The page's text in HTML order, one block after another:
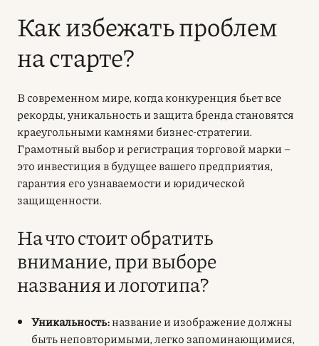
Как избежать проблем
на старте?
В современном мире, когда конкуренция бьет все
рекорды,уникальность и защита брендастановятся
краеугольными камнями бизнес-стратегии.
Грамотный выбор и регистрация торговой марки –
это инвестиция в будущее вашего предприятия,
гарантия его узнаваемости и юридической
защищенности.
На что стоит обратить
внимание, при выборе
названия и логотипа?
Уникальность:название и изображение должны
бытьнеповторимыми, легко запоминающимися,